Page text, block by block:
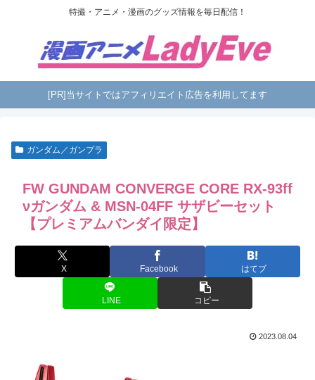
特撮・アニメ・漫画のグッズ情報を毎日配信！
[PR]当サイトではアフィリエイト広告を利用してます
ガンダム／ガンプラ
FW GUNDAM CONVERGE CORE RX-93ff
νガンダム & MSN-04FF サザビーセット
【プレミアムバンダイ限定】
X Facebook はてブ
LINE コピー
2023.08.04